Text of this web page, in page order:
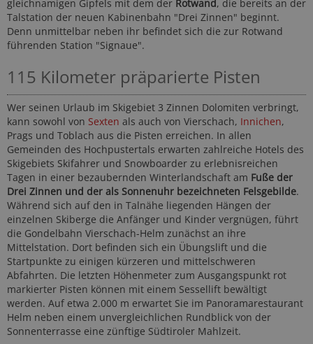
gleichnamigen Gipfels mit dem der Rotwand, die bereits an der
Talstation der neuen Kabinenbahn "Drei Zinnen" beginnt.
Denn unmittelbar neben ihr befindet sich die zur Rotwand
führenden Station "Signaue".
115 Kilometer präparierte Pisten
Wer seinen Urlaub im Skigebiet 3 Zinnen Dolomiten verbringt,
kann sowohl von Sexten als auch von Vierschach, Innichen,
Prags und Toblach aus die Pisten erreichen. In allen
Gemeinden des Hochpustertals erwarten zahlreiche Hotels des
Skigebiets Skifahrer und Snowboarder zu erlebnisreichen
Tagen in einer bezaubernden Winterlandschaft am Fuße der
Drei Zinnen und der als Sonnenuhr bezeichneten Felsgebilde.
Während sich auf den in Talnähe liegenden Hängen der
einzelnen Skiberge die Anfänger und Kinder vergnügen, führt
die Gondelbahn Vierschach-Helm zunächst an ihre
Mittelstation. Dort befinden sich ein Übungslift und die
Startpunkte zu einigen kürzeren und mittelschweren
Abfahrten. Die letzten Höhenmeter zum Ausgangspunkt rot
markierter Pisten können mit einem Sessellift bewältigt
werden. Auf etwa 2.000 m erwartet Sie im Panoramarestaurant
Helm neben einem unvergleichlichen Rundblick von der
Sonnenterrasse eine zünftige Südtiroler Mahlzeit.